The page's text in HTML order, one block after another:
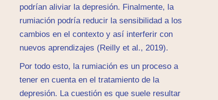
podrían aliviar la depresión. Finalmente, la
rumiación podría reducir la sensibilidad a los
cambios en el contexto y así interferir con
nuevos aprendizajes (Reilly et al., 2019).
Por todo esto, la rumiación es un proceso a
tener en cuenta en el tratamiento de la
depresión. La cuestión es que suele resultar